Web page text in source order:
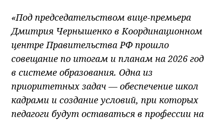
«Под председательством вице-премьера
Дмитрия Чернышенко в Координационном
центре Правительства РФ прошло
совещание по итогам и планам на 2026 год
в системе образования. Одна из
приоритетных задач — обеспечение школ
кадрами и создание условий, при которых
педагоги будут оставаться в профессии на